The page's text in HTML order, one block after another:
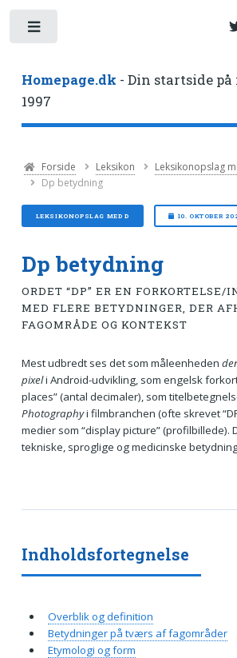
Homepage.dk - Din startside
1997
Forside Leksikon
Leksikonopslag
Dp betydning
LEKSIKONOPSLAG MED D 10. OKTOBER
Dp betydning
ORDET “DP” ER EN
MED FLERE BETYDNINGER, DER
FAGOMRÅDE OG KONTEKST
Mest udbredt ses det som måleenheden
pixeli Android-udvikling, som engelsk
places” (antal decimaler), som
Photographyi filmbranchen (ofte skrevet
medier som “display picture” (profilbillede).
tekniske, sproglige og medicinske
Indholdsfortegnelse
Overblik og definition
Betydninger på tværs af fagområder
Etymologi og form